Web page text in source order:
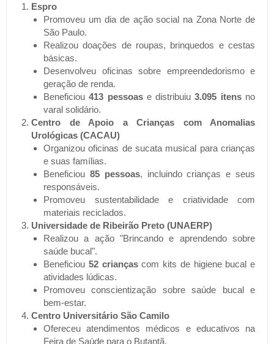
Espro
Promoveu um dia de ação social na Zona Norte de
São Paulo.
Realizou doações de roupas, brinquedos e cestas
básicas.
Desenvolveu oficinas sobre empreendedorismo e
geração de renda.
Beneficiou413 pessoase distribuiu3.095 itensno
varal solidário.
Centro de Apoio a Crianças com Anomalias
Urológicas (CACAU)
Organizou oficinas de sucata musical para crianças
e suas famílias.
Beneficiou 85 pessoas, incluindo crianças e seus
responsáveis.
Promoveu sustentabilidade e criatividade com
materiais reciclados.
Universidade de Ribeirão Preto (UNAERP)
Realizou a ação "Brincando e aprendendo sobre
saúde bucal".
Beneficiou 52 criançascom kits de higiene bucal e
atividades lúdicas.
Promoveu conscientização sobre saúde bucal e
bem-estar.
Centro Universitário São Camilo
Ofereceu atendimentos médicos e educativos na
Feira de Saúde para o Butantã.